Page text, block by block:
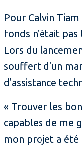
Pour Calvin
fonds n'était
Lors du
souffert d'un
d'assistance
« Trouver les
capables de me
mon projet a été